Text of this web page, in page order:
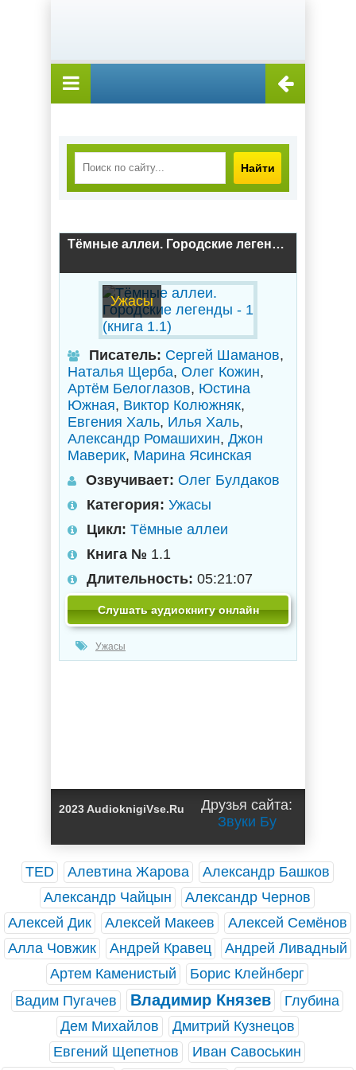
Найти
Тёмные аллеи. Городские легенды - 1 (книга 1.1)
Ужасы
Писатель: Сергей Шаманов,
Наталья Щерба, Олег Кожин,
Артём Белоглазов, Юстина
Южная, Виктор Колюжняк,
Евгения Халь, Илья Халь,
Александр Ромашихин, Джон
Маверик, Марина Ясинская
Озвучивает: Олег Булдаков
Категория: Ужасы
Цикл: Тёмные аллеи
Книга № 1.1
Длительность: 05:21:07
Слушать аудиокнигу онлайн
Ужасы
2023 AudioknigiVse.Ru
Друзья сайта:
Звуки Бу
TED Алевтина Жарова
Александр Башков
Александр Чайцын
Александр Чернов
Алексей Дик
Алексей Макеев
Алексей Семёнов
Алла Човжик
Андрей Кравец
Андрей Ливадный
Артем Каменистый
Борис Клейнберг
Вадим Пугачев
Владимир Князев
Глубина
Дем Михайлов
Дмитрий Кузнецов
Евгений Щепетнов
Иван Савоськин